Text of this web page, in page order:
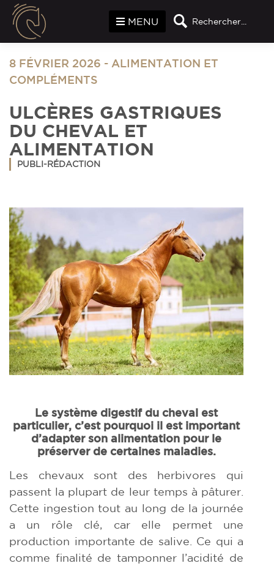
Rechercher...
MENU
8 FÉVRIER 2026 - ALIMENTATION ET
COMPLÉMENTS
ULCÈRES GASTRIQUES
DU CHEVAL ET
ALIMENTATION
PUBLI-RÉDACTION
Le système digestif du cheval est
particulier, c’est pourquoi il est important
d’adapter son alimentation pour le
préserver de certaines maladies.
Les chevaux sont des herbivores qui
passent la plupart de leur temps à pâturer.
Cette ingestion tout au long de la journée
a un rôle clé, car elle permet une
production importante de salive. Ce qui a
comme finalité de tamponner l’acidité de
Panneau de gestion des cookies